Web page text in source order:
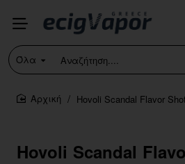
Όλα
Αναζήτηση....
Hovoli Scandal
home
Hovoli Scandal Flavor